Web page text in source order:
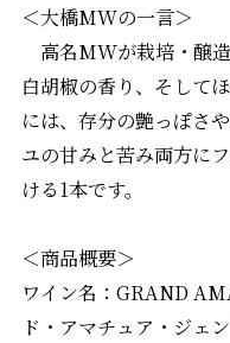
＜大橋MWの一言＞
高名MWが栽培・醸
白胡椒の香り、そして
には、存分の艶っぽさ
ユの甘みと苦み両方に
ける1本です。
＜商品概要＞
ワイン名：GRAND
ド・アマチュア・ジェ